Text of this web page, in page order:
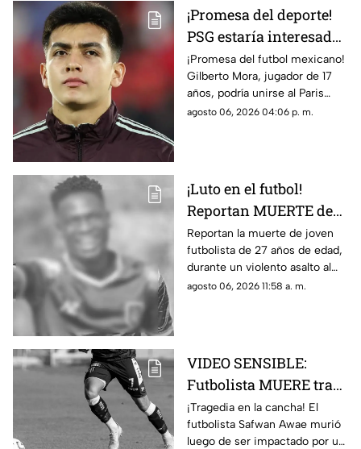
¡Promesa del deporte!
PSG estaría interesado
en Gilberto Mora meses
antes de cumplir 18
años
¡Promesa del futbol mexicano!
Gilberto Mora, jugador de 17
años, podría unirse al Paris
Saint-Germain. Conoce los
agosto 06, 2026 04:06 p. m.
¡Luto en el futbol!
Reportan MUERTE de
famoso FUTBOLISTA a
los 27 años durante
ASALTO; esto se sabe
Reportan la muerte de joven
futbolista de 27 años de edad,
durante un violento asalto al
que se resistió, te damos los
agosto 06, 2026 11:58 a. m.
VIDEO SENSIBLE:
Futbolista MUERE tras
ser impactado por un
rayo en pleno partido;
¡Tragedia en la cancha! El
futbolista Safwan Awae murió
luego de ser impactado por un